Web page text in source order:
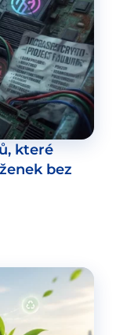
které
bez